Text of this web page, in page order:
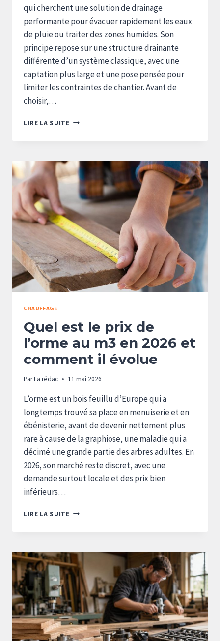
qui cherchent une solution de drainage
performante pour évacuer rapidement les eaux
de pluie ou traiter des zones humides. Son
principe repose sur une structure drainante
différente d’un système classique, avec une
captation plus large et une pose pensée pour
limiter les contraintes de chantier. Avant de
choisir,…
LIRE LA SUITEHYDROWAY
CE
QU’IL
FAUT
SAVOIR
AVANT
D’ACHETER
CHAUFFAGE
Quel est le prix de
l’orme au m3 en 2026 et
comment il évolue
ParLa rédac 11 mai 2026
L’orme est un bois feuillu d’Europe qui a
longtemps trouvé sa place en menuiserie et en
ébénisterie, avant de devenir nettement plus
rare à cause de la graphiose, une maladie qui a
décimé une grande partie des arbres adultes. En
2026, son marché reste discret, avec une
demande surtout locale et des prix bien
inférieurs…
LIRE LA SUITEQUEL
DE
L’ORME
AU
M3
EN
2026
ET
COMMENT
IL